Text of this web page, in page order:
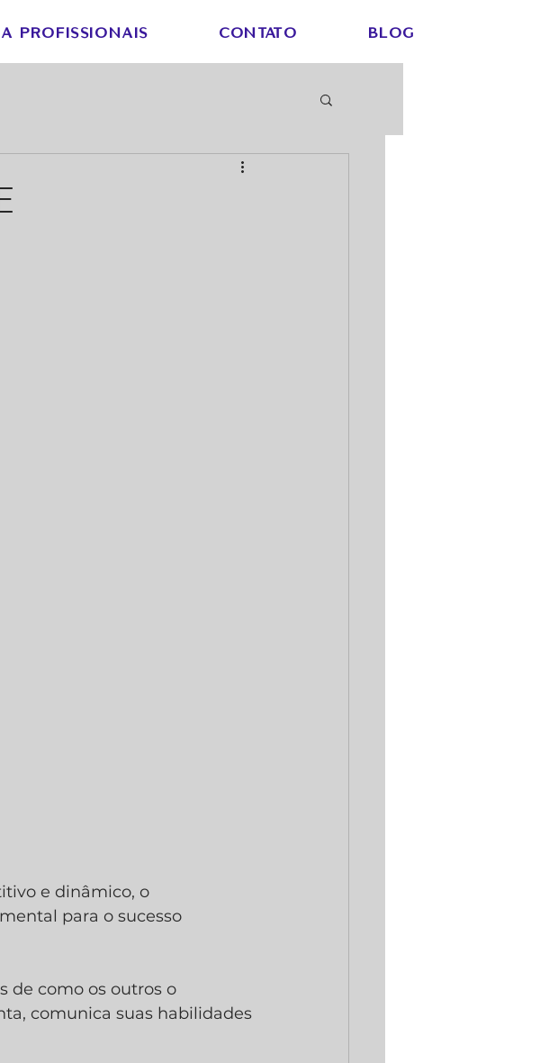
PROFISSIONAIS CONTATO Blog
e dinâmico, o
para o sucesso
de como os outros o
comunica suas habilidades